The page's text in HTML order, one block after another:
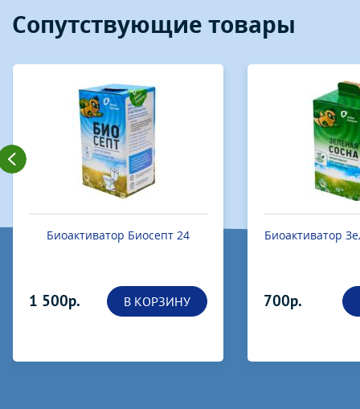
Сопутствующие товары
Биоактиватор Зеленая сосна 12
700р. В КОРЗИНУ 200р.